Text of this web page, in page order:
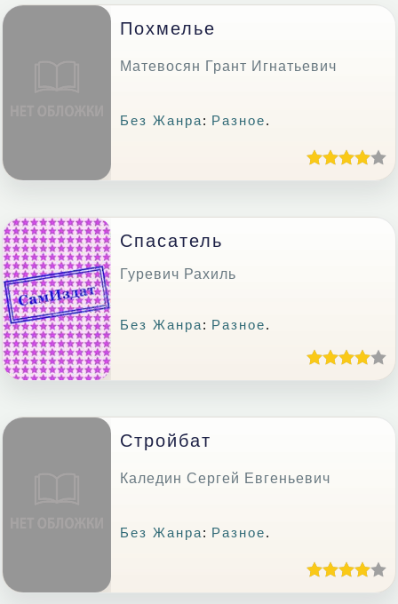
Похмелье
Матевосян Грант Игнатьевич
Без Жанра: Разное.
Спасатель
Гуревич Рахиль
Без Жанра: Разное.
Стройбат
Каледин Сергей Евгеньевич
Без Жанра: Разное.